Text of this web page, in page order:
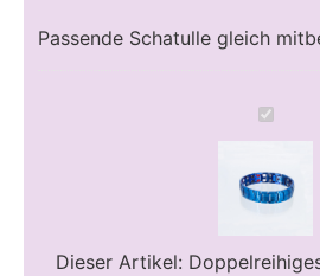
Passende Schatulle gleich
Stärke
Dieser Artikel: